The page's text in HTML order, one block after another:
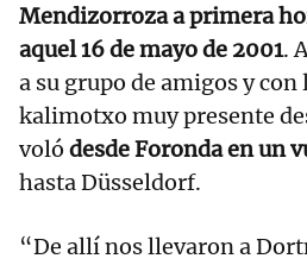
Mendizorroza a primera
aquel 16 de mayo de 2001.
a su grupo de amigos y con
kalimotxo muy presente
voló desde Foronda en un
hasta Düsseldorf.
“De allí nos llevaron a